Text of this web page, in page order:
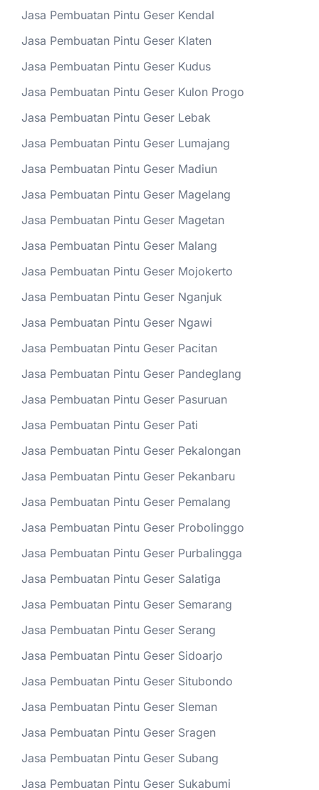
Jasa Pembuatan Pintu Geser Kendal
Jasa Pembuatan Pintu Geser Klaten
Jasa Pembuatan Pintu Geser Kudus
Jasa Pembuatan Pintu Geser Kulon Progo
Jasa Pembuatan Pintu Geser Lebak
Jasa Pembuatan Pintu Geser Lumajang
Jasa Pembuatan Pintu Geser Madiun
Jasa Pembuatan Pintu Geser Magelang
Jasa Pembuatan Pintu Geser Magetan
Jasa Pembuatan Pintu Geser Malang
Jasa Pembuatan Pintu Geser Mojokerto
Jasa Pembuatan Pintu Geser Nganjuk
Jasa Pembuatan Pintu Geser Ngawi
Jasa Pembuatan Pintu Geser Pacitan
Jasa Pembuatan Pintu Geser Pandeglang
Jasa Pembuatan Pintu Geser Pasuruan
Jasa Pembuatan Pintu Geser Pati
Jasa Pembuatan Pintu Geser Pekalongan
Jasa Pembuatan Pintu Geser Pekanbaru
Jasa Pembuatan Pintu Geser Pemalang
Jasa Pembuatan Pintu Geser Probolinggo
Jasa Pembuatan Pintu Geser Purbalingga
Jasa Pembuatan Pintu Geser Salatiga
Jasa Pembuatan Pintu Geser Semarang
Jasa Pembuatan Pintu Geser Serang
Jasa Pembuatan Pintu Geser Sidoarjo
Jasa Pembuatan Pintu Geser Situbondo
Jasa Pembuatan Pintu Geser Sleman
Jasa Pembuatan Pintu Geser Sragen
Jasa Pembuatan Pintu Geser Subang
Jasa Pembuatan Pintu Geser Sukabumi